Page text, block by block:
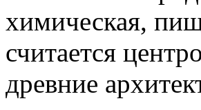
химическая,
считается
древние